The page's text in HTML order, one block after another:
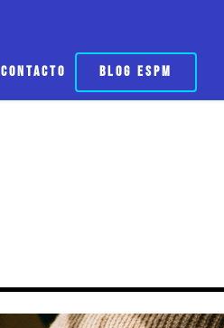
CONTACTO BLOG ESPM